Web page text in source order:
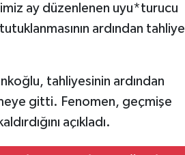
ay düzenlenen uyu*turucu
ardından tahliye
tahliyesinin ardından
gitti. Fenomen, geçmişe
açıkladı.